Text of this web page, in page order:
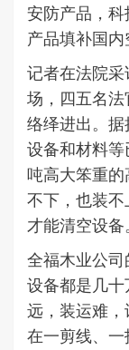
安防产品，
产品填补国内
记者在法院
场，四五名
络绎进出。
设备和材料
吨高大笨重
不下，也装
才能清空设备
全福木业公
设备都是几
远，装运难
在一剪线、